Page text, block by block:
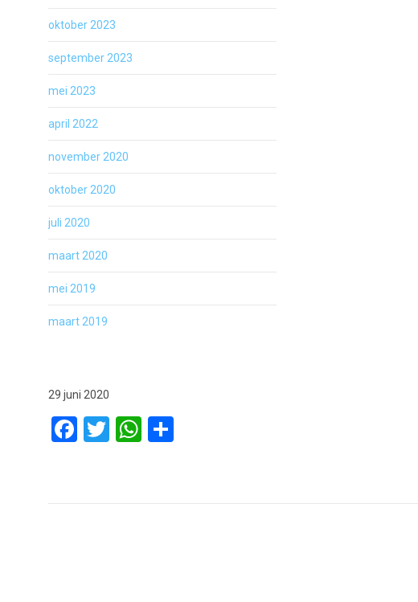
oktober 2023
september 2023
mei 2023
april 2022
november 2020
oktober 2020
juli 2020
maart 2020
mei 2019
maart 2019
29 juni 2020
Facebook
TwitterWhatsApp